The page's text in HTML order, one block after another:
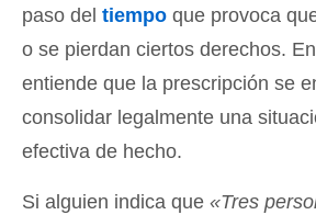
paso del tiempo que provoca
o se pierdan ciertos derechos.
entiende que la prescripción se
consolidar legalmente una
efectiva de hecho.
Si alguien indica que «Tres